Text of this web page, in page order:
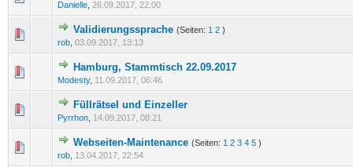
Danielle 26.09.2017, 22:00
Validierungssprache (Seiten: 1 2 )
rob 03.09.2017, 13:13
0 Bewertung(en) - 0 von 5 durchschnittlich
12345
Hamburg, Stammtisch 22.09.2017
Modesty, 11.09.2017, 06:46
0 Bewertung(en) - 0 von 5 durchschnittlich
123 45
Füllrätsel und Einzeller
Pyrrhon 14.09.2017, 08:21
0 Bewertung(en) - 0 von 5 durchschnittlich
1234
Webseiten-Maintenance (Seiten: 1 2 3 4 5 )
rob 13.04.2017, 22:54
0 Bewertung(en) - 0 von 5 durchschnittlich
1234 5